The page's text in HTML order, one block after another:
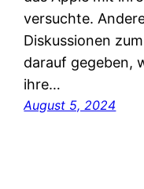
versuchte.
Diskussionen
darauf gegeben,
ihre…
August 5, 2024